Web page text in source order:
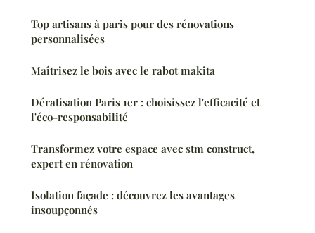
Top artisans à paris pour des rénovations
personnalisées
Maîtrisez le bois avec le rabot makita
Dératisation Paris 1er : choisissez l'efficacité et
l'éco-responsabilité
Transformez votre espace avec stm construct,
expert en rénovation
Isolation façade : découvrez les avantages
insoupçonnés